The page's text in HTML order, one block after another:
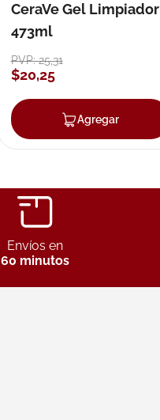
Agregar
CeraVe Gel Limpiador
473ml
PVP:25,31
$20,25
Agregar
Envíos en
60 minutos